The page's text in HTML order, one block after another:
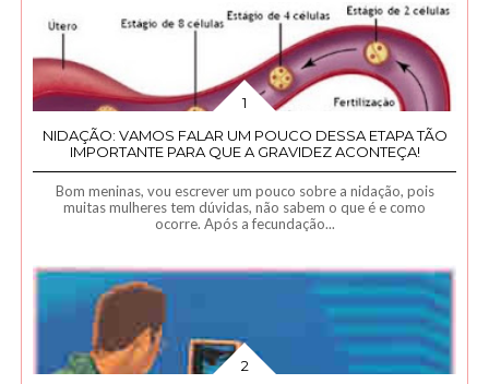
NIDAÇÃO: VAMOS FALAR UM POUCO DESSA ETAPA TÃO
IMPORTANTE PARA QUE A GRAVIDEZ ACONTEÇA!
Bom meninas, vou escrever um pouco sobre a nidação, pois
muitas mulheres tem dúvidas, não sabem o que é e como
ocorre. Após a fecundação...